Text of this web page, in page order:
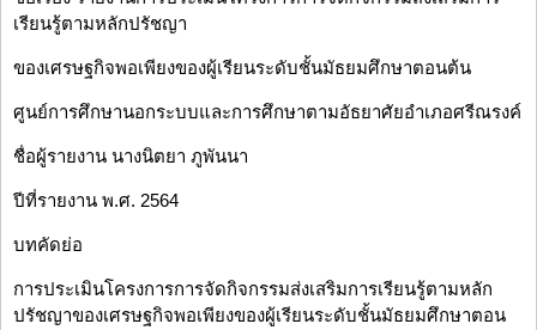
เรียนรู้ตามหลักปรัชญา
ของเศรษฐกิจพอเพียงของผู้เรียนระดับชั้นมัธยมศึกษาตอนต้น
ศูนย์การศึกษานอกระบบและการศึกษาตามอัธยาศัยอำเภอศรีณรงค์
ชื่อผู้รายงาน นางนิตยา ภูพันนา
ปีที่รายงาน พ.ศ. 2564
บทคัดย่อ
การประเมินโครงการการจัดกิจกรรมส่งเสริมการเรียนรู้ตามหลัก
ปรัชญาของเศรษฐกิจพอเพียงของผู้เรียนระดับชั้นมัธยมศึกษาตอน